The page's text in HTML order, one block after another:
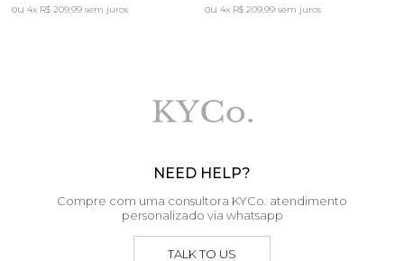
4x R$ 209,99sem juros 4x R$ 209,99 sem juros
NEED HELP?
Compre com uma consultora KYCo. atendimento
personalizado via whatsapp
TALK TO US